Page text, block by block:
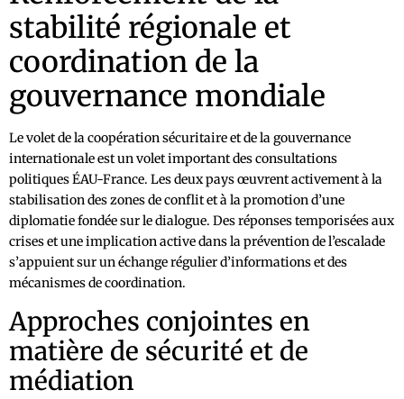
stabilité régionale et
coordination de la
gouvernance mondiale
Le volet de la coopération sécuritaire et de la gouvernance
internationale est un volet important des consultations
politiques ÉAU-France. Les deux pays œuvrent activement à la
stabilisation des zones de conflit et à la promotion d’une
diplomatie fondée sur le dialogue. Des réponses temporisées aux
crises et une implication active dans la prévention de l’escalade
s’appuient sur un échange régulier d’informations et des
mécanismes de coordination.
Approches conjointes en
matière de sécurité et de
médiation